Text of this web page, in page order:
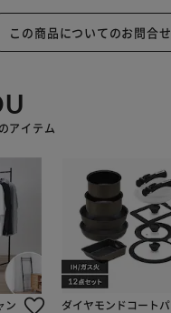
この商品についてのお問合せ
アイテム
ン
ダイヤモンドコートパ